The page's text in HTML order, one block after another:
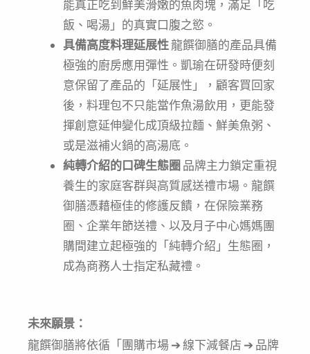
能真正吃到鮮美滑嫩的魚肉塊，滿足「吃
飯、喝湯」的真實口腹之慾。
具備高度料理延展性龍饌御膳的產品具備
極強的廚房應用彈性。凱瑜在研發時便刻
意保留了產品的「延展性」，顧客買回家
後，料理包不只能當作魚湯飲用，更能發
揮創意延伸變化成頂級拉麵、鮮美魚粥、
或是滋補火鍋的高湯底。
純轉介紹的口碑生態圈 品牌主力鎖定重視
養生的家庭客群與高質感送禮市場。龍饌
御膳憑藉極佳的修護反饋，在保險業務
圈、企業年節送禮、以及月子中心媽媽團
購間建立起極強的「純轉介紹」生態圈，
成為商務人士指定私藏禮。
未來願景：
龍饌御膳將依循「團購市場 ➔ 線下減餐店 ➔ 品牌